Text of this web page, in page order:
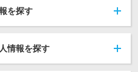
を探す
情報を探す